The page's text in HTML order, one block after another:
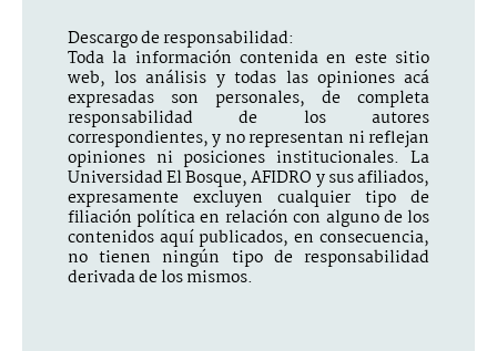
Descargo de responsabilidad:
Toda la información contenida en este sitio
web, los análisis y todas las opiniones acá
expresadas son personales, de completa
responsabilidad de los autores
correspondientes, y no representan ni reflejan
opiniones ni posiciones institucionales. La
Universidad El Bosque, AFIDRO y sus afiliados,
expresamente excluyen cualquier tipo de
filiación política en relación con alguno de los
contenidos aquí publicados, en consecuencia,
no tienen ningún tipo de responsabilidad
derivada de los mismos.